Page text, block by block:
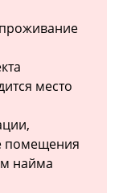
место
помещения
найма